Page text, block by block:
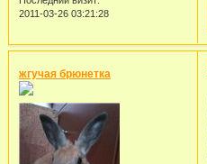
2011-03-26 03:21:28
жгучая брюнетка